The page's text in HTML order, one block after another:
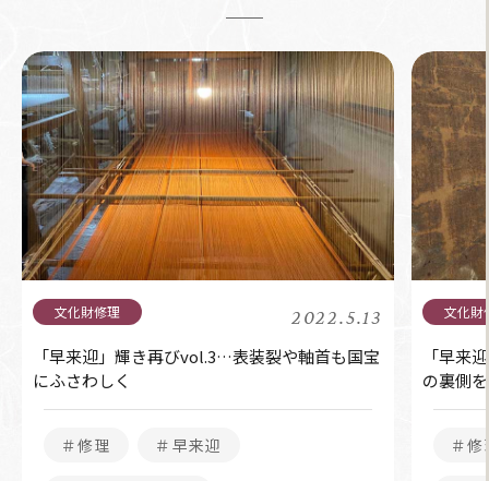
2022.5.13
「早来迎」輝き再びvol.3…表装裂や軸首も国宝
にふさわしく
＃修理 ＃早来迎
「早来
の裏側
＃修